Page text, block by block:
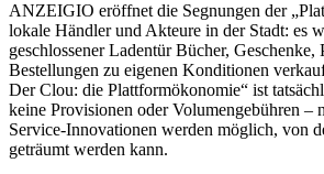
ANZEIGIO eröffnet die Segnungen der
lokale Händler und Akteure in der Stadt: es
geschlossener Ladentür Bücher, Geschenke,
Bestellungen zu eigenen Konditionen
Der Clou: die Plattformökonomie“ ist
keine Provisionen oder Volumengebühren –
Service-Innovationen werden möglich, von
geträumt werden kann.